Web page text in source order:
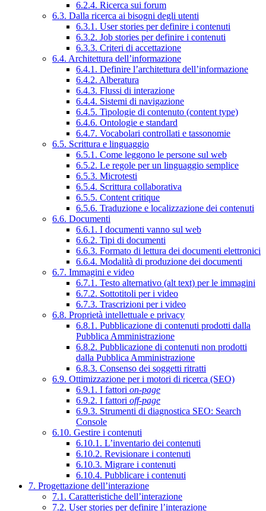
6.2.4. Ricerca sui forum
6.3. Dalla ricerca ai bisogni degli utenti
6.3.1. User stories per definire i contenuti
6.3.2. Job stories per definire i contenuti
6.3.3. Criteri di accettazione
6.4. Architettura dell’informazione
6.4.1. Definire l’architettura dell’informazione
6.4.2. Alberatura
6.4.3. Flussi di interazione
6.4.4. Sistemi di navigazione
6.4.5. Tipologie di contenuto (content type)
6.4.6. Ontologie e standard
6.4.7. Vocabolari controllati e tassonomie
6.5. Scrittura e linguaggio
6.5.1. Come leggono le persone sul web
6.5.2. Le regole per un linguaggio semplice
6.5.3. Microtesti
6.5.4. Scrittura collaborativa
6.5.5. Content critique
6.5.6. Traduzione e localizzazione dei contenuti
6.6. Documenti
6.6.1. I documenti vanno sul web
6.6.2. Tipi di documenti
6.6.3. Formato di lettura dei documenti elettronici
6.6.4. Modalità di produzione dei documenti
6.7. Immagini e video
6.7.1. Testo alternativo (alt text) per le immagini
6.7.2. Sottotitoli per i video
6.7.3. Trascrizioni per i video
6.8. Proprietà intellettuale e privacy
6.8.1. Pubblicazione di contenuti prodotti dalla
Pubblica Amministrazione
6.8.2. Pubblicazione di contenuti non prodotti
dalla Pubblica Amministrazione
6.8.3. Consenso dei soggetti ritratti
6.9. Ottimizzazione per i motori di ricerca (SEO)
6.9.1. I fattori on-page
6.9.2. I fattori off-page
6.9.3. Strumenti di diagnostica SEO: Search
Console
6.10. Gestire i contenuti
6.10.1. L’inventario dei contenuti
6.10.2. Revisionare i contenuti
6.10.3. Migrare i contenuti
6.10.4. Pubblicare i contenuti
7. Progettazione dell’interazione
7.1. Caratteristiche dell’interazione
7.2. User stories per definire l’interazione